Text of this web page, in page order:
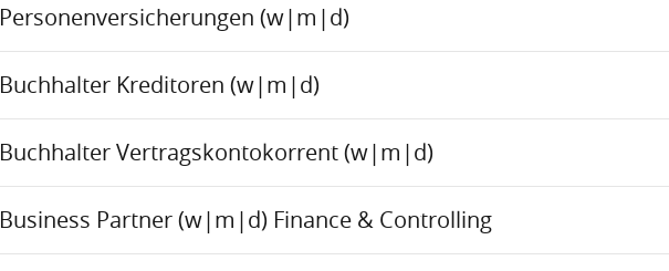
Personenversicherungen (w|m|d)
Buchhalter Kreditoren (w|m|d)
Buchhalter Vertragskontokorrent (w|m|d)
Business Partner (w|m|d) Finance & Controlling